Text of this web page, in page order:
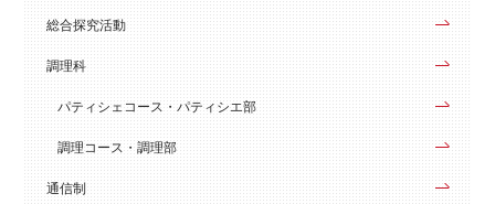
総合探究活動
調理科
パティシェコース・パティシエ部
調理コース・調理部
通信制